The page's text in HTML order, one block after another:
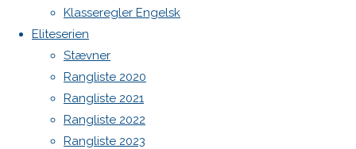
Klasseregler Engelsk
Eliteserien
Stævner
Rangliste 2020
Rangliste 2021
Rangliste 2022
Rangliste 2023
image
Skriv
et
WordPress.org